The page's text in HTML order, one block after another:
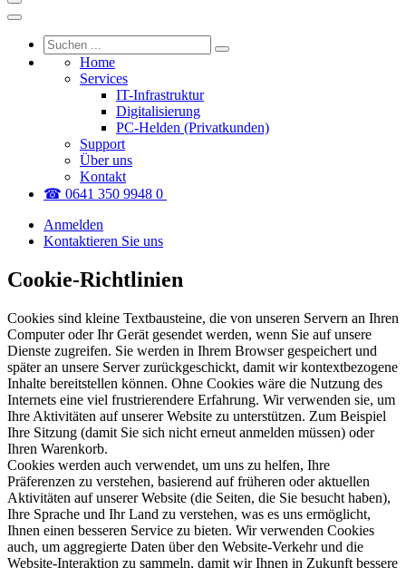
Home
Services
IT-Infrastruktur
Digitalisierung
PC-Helden (Privatkunden)
Support
Über uns
Kontakt
☎ 0641 350 9948 0
Anmelden
Kontaktieren Sie uns
Cookie-Richtlinien
Cookies sind kleine Textbausteine, die von unseren Servern an Ihren
Computer oder Ihr Gerät gesendet werden, wenn Sie auf unsere
Dienste zugreifen. Sie werden in Ihrem Browser gespeichert und
später an unsere Server zurückgeschickt, damit wir kontextbezogene
Inhalte bereitstellen können. Ohne Cookies wäre die Nutzung des
Internets eine viel frustrierendere Erfahrung. Wir verwenden sie, um
Ihre Aktivitäten auf unserer Website zu unterstützen. Zum Beispiel
Ihre Sitzung (damit Sie sich nicht erneut anmelden müssen) oder
Ihren Warenkorb.
Cookies werden auch verwendet, um uns zu helfen, Ihre
Präferenzen zu verstehen, basierend auf früheren oder aktuellen
Aktivitäten auf unserer Website (die Seiten, die Sie besucht haben),
Ihre Sprache und Ihr Land zu verstehen, was es uns ermöglicht,
Ihnen einen besseren Service zu bieten. Wir verwenden Cookies
auch, um aggregierte Daten über den Website-Verkehr und die
Website-Interaktion zu sammeln, damit wir Ihnen in Zukunft bessere